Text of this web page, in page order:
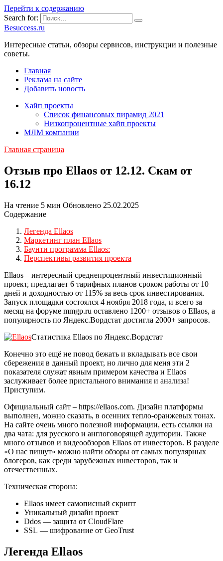
Перейти к содержанию
Search for:
Besuccess.ru
Интересные статьи, обзоры сервисов, инструкции и полезные
советы.
Главная
Реклама на сайте
Добавить новость
Хайп проекты
Список финансовых пирамид 2021
Низкопроцентные хайп проекты
МЛМ компании
Главная страница
Отзыв про Ellaos от 12.12. Скам от
16.12
На чтение 5 мин Обновлено 25.02.2025
Содержание
Легенда Ellaos
Маркетинг план Ellaos
Баунти программа Ellaos:
Перспективы развития проекта
Ellaos – интересный среднепроцентный инвестиционный
проект, предлагает 6 тарифных планов сроком работы от 10
дней и доходностью от 115% за весь срок инвестирования.
Запуск площадки состоялся 4 ноября 2018 года, и всего за
месяц на форуме mmgp.ru оставлено 1200+ отзывов о Ellaos, а
популярность по Яндекс.Вордстат достигла 2000+ запросов.
Статистика Ellaos по Яндекс.Вордстат
Конечно это ещё не повод бежать и вкладывать все свои
сбережения в данный проект, но лично для меня эти 2
показателя служат явным примером качества и Ellaos
заслуживает более пристального внимания и анализа!
Приступим.
Официальный сайт – https://ellaos.com. Дизайн платформы
выполнен, можно сказать, в осенних тепло-оранжевых тонах.
На сайте очень много полезной информации, есть ссылки на
два чата: для русского и англоговорящей аудитории. Также
много отзывов и видеообзоров Ellaos от инвесторов. В разделе
«О нас пишут» можно найти обзоры от самых популярных
блогеров, как среди зарубежных инвесторов, так и
отечественных.
Техническая сторона:
Ellaos имеет самописный скрипт
Уникальный дизайн проект
Ddos — защита от CloudFlare
SSL — шифрование от GeoTrust
Легенда Ellaos